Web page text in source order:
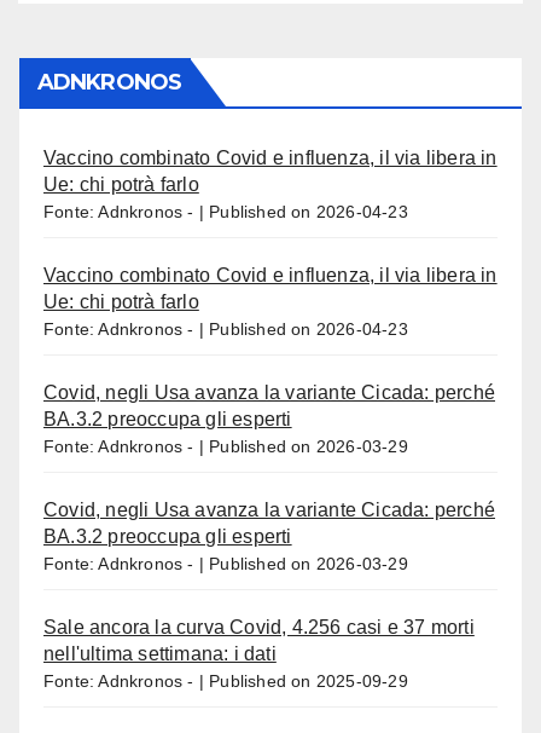
ADNKRONOS
Vaccino combinato Covid e influenza, il via libera in
Ue: chi potrà farlo
Fonte: Adnkronos - Published on 2026-04-23
Vaccino combinato Covid e influenza, il via libera in
Ue: chi potrà farlo
Fonte: Adnkronos - Published on 2026-04-23
Covid, negli Usa avanza la variante Cicada: perché
BA.3.2 preoccupa gli esperti
Fonte: Adnkronos - Published on 2026-03-29
Covid, negli Usa avanza la variante Cicada: perché
BA.3.2 preoccupa gli esperti
Fonte: Adnkronos - Published on 2026-03-29
Sale ancora la curva Covid, 4.256 casi e 37 morti
nell'ultima settimana: i dati
Fonte: Adnkronos - Published on 2025-09-29